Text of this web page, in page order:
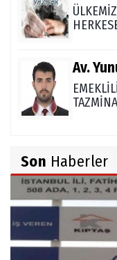
Av.
TÜRK
M.
Nüfus ve
Son Haberler